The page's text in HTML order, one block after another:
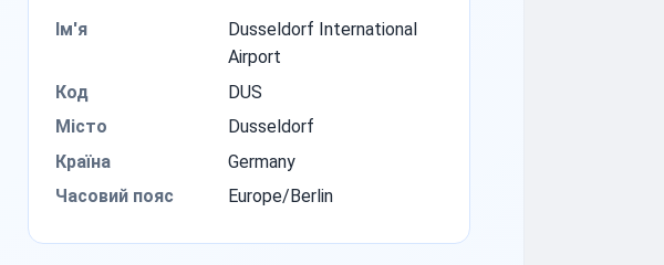
Ім'я
Dusseldorf International
Airport
Код
DUS
Місто
Dusseldorf
Країна
Germany
Часовий пояс
Europe/Berlin